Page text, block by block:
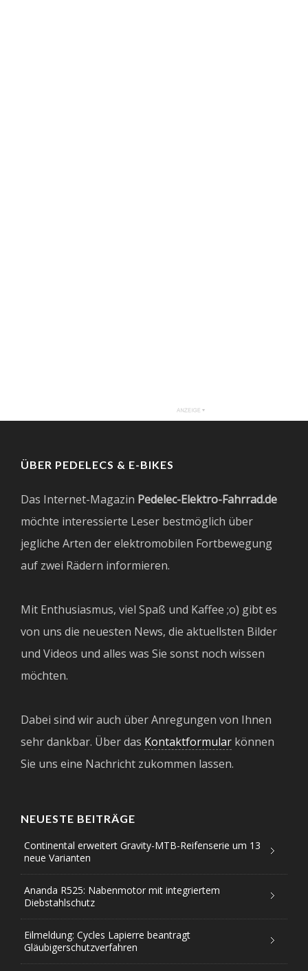
ÜBER PEDELECS & E-BIKES
Das Internet-Magazin Pedelec-Elektro-Fahrrad.de
möchte interessierte Leser bestmöglich über
jegliche Arten der elektromobilen Fortbewegung
auf zwei Rädern informieren.
Mit Enthusiasmus, viel Spaß und Kaffee ;o) gibt es
von uns die neuesten News, die aktuellsten Bilder
und Videos und alles was Sie sonst noch wissen
möchten.
Dabei sind wir auch über Anregungen von Ihnen
sehr dankbar. Über das Kontaktformular können
Sie uns eine Nachricht zukommen lassen.
NEUESTE BEITRÄGE
Continental erweitert Gravity-MTB-Reifenserie um 13
neue Varianten
Ananda R525: Nabenmotor mit integriertem
Diebstahlschutz
Eilmeldung: Cycles Lapierre beantragt
Gläubigerschutzverfahren